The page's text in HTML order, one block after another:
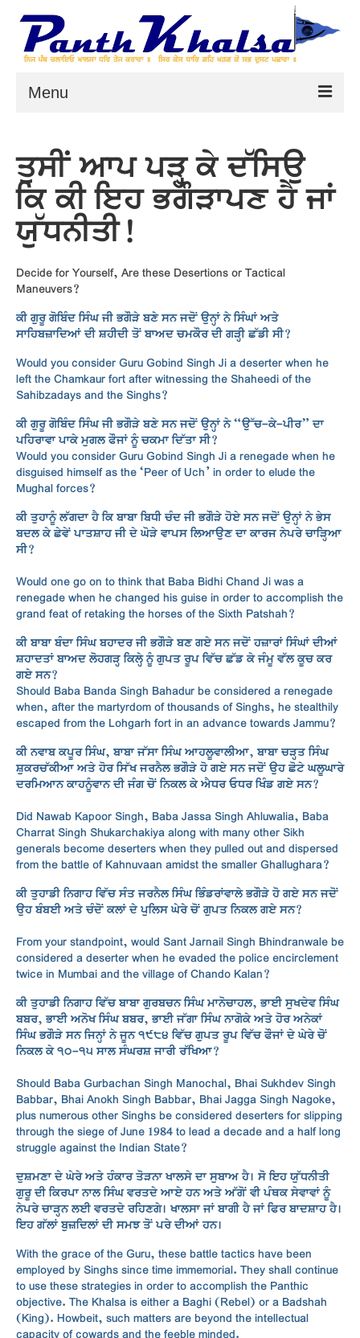
Menu
HukamNama
On This Day
Khalsa Rehat
Panthic Articles
Distorted Gurbani
of Gurbani
ਤੁਸੀਂ ਆਪ ਪੜ੍ਹ ਕੇ ਦੱਸਿਉ ਕਿ ਕੀ ਇਹ ਭਗੌੜਾਪਣ
ਹੈ ਜਾਂ ਯੁੱਧਨੀਤੀ!
ਤੁਸੀਂ ਆਪ ਪੜ੍ਹ ਕੇ ਦੱਸਿਉ
ਕਿ ਕੀ ਇਹ ਭਗੌੜਾਪਣ ਹੈ ਜਾਂ
ਯੁੱਧਨੀਤੀ!
Decide for Yourself, Are these Desertions or Tactical
Maneuvers?
ਕੀ ਗੁਰੂ ਗੋਬਿੰਦ ਸਿੰਘ ਜੀ ਭਗੌੜੇ ਬਣੇ ਸਨ ਜਦੋਂ ਉਨ੍ਹਾਂ ਨੇ ਸਿੰਘਾਂ ਅਤੇ
ਸਾਹਿਬਜ਼ਾਦਿਆਂ ਦੀ ਸ਼ਹੀਦੀ ਤੋਂ ਬਾਅਦ ਚਮਕੌਰ ਦੀ ਗੜ੍ਹੀ ਛੱਡੀ ਸੀ?
Would you consider Guru Gobind Singh Ji a deserter when he
left the Chamkaur fort after witnessing the Shaheedi of the
Sahibzadays and the Singhs?
ਕੀ ਗੁਰੂ ਗੋਬਿੰਦ ਸਿੰਘ ਜੀ ਭਗੌੜੇ ਬਣੇ ਸਨ ਜਦੋਂ ਉਨ੍ਹਾਂ ਨੇ “ਉੱਚ-ਕੇ-ਪੀਰ” ਦਾ
ਪਹਿਰਾਵਾ ਪਾਕੇ ਮੁਗਲ ਫੌਜਾਂ ਨੂੰ ਚਕਮਾ ਦਿੱਤਾ ਸੀ?
Would you consider Guru Gobind Singh Ji a renegade when he
disguised himself as the ‘Peer of Uch’ in order to elude the
Mughal forces?
ਕੀ ਤੁਹਾਨੂੰ ਲੱਗਦਾ ਹੈ ਕਿ ਬਾਬਾ ਬਿਧੀ ਚੰਦ ਜੀ ਭਗੌੜੇ ਹੋਏ ਸਨ ਜਦੋਂ ਉਨ੍ਹਾਂ ਨੇ ਭੇਸ
ਬਦਲ ਕੇ ਛੇਵੇਂ ਪਾਤਸ਼ਾਹ ਜੀ ਦੇ ਘੋੜੇ ਵਾਪਸ ਲਿਆਉਣ ਦਾ ਕਾਰਜ ਨੇਪਰੇ ਚਾੜ੍ਹਿਆ
ਸੀ?
Would one go on to think that Baba Bidhi Chand Ji was a
renegade when he changed his guise in order to accomplish the
grand feat of retaking the horses of the Sixth Patshah?
ਕੀ ਬਾਬਾ ਬੰਦਾ ਸਿੰਘ ਬਹਾਦਰ ਜੀ ਭਗੌੜੇ ਬਣ ਗਏ ਸਨ ਜਦੋਂ ਹਜ਼ਾਰਾਂ ਸਿੰਘਾਂ ਦੀਆਂ
ਸ਼ਹਾਦਤਾਂ ਬਾਅਦ ਲੋਹਗੜ੍ਹ ਕਿਲ੍ਹੇ ਨੂੰ ਗੁਪਤ ਰੂਪ ਵਿੱਚ ਛੱਡ ਕੇ ਜੰਮੂ ਵੱਲ ਕੂਚ ਕਰ
ਗਏ ਸਨ?
Should Baba Banda Singh Bahadur be considered a renegade
when, after the martyrdom of thousands of Singhs, he stealthily
escaped from the Lohgarh fort in an advance towards Jammu?
ਕੀ ਨਵਾਬ ਕਪੂਰ ਸਿੰਘ, ਬਾਬਾ ਜੱਸਾ ਸਿੰਘ ਆਹਲੂਵਾਲੀਆ, ਬਾਬਾ ਚੜ੍ਹਤ ਸਿੰਘ
ਸ਼ੁਕਰਚੱਕੀਆ ਅਤੇ ਹੋਰ ਸਿੱਖ ਜਰਨੈਲ ਭਗੌੜੇ ਹੋ ਗਏ ਸਨ ਜਦੋਂ ਉਹ ਛੋਟੇ ਘਲੂਘਾਰੇ
ਦਰਮਿਆਨ ਕਾਹਨੂੰਵਾਨ ਦੀ ਜੰਗ ਚੋਂ ਨਿਕਲ ਕੇ ਐਧਰ ਓਧਰ ਖਿੰਡ ਗਏ ਸਨ?
Did Nawab Kapoor Singh, Baba Jassa Singh Ahluwalia, Baba
Charrat Singh Shukarchakiya along with many other Sikh
generals become deserters when they pulled out and dispersed
from the battle of Kahnuvaan amidst the smaller Ghallughara?
ਕੀ ਤੁਹਾਡੀ ਨਿਗਾਹ ਵਿੱਚ ਸੰਤ ਜਰਨੈਲ ਸਿੰਘ ਭਿੰਡਰਾਂਵਾਲੇ ਭਗੌੜੇ ਹੋ ਗਏ ਸਨ ਜਦੋਂ
ਉਹ ਬੰਬਈ ਅਤੇ ਚੰਦੋਂ ਕਲਾਂ ਦੇ ਪੁਲਿਸ ਘੇਰੇ ਚੋਂ ਗੁਪਤ ਨਿਕਲ ਗਏ ਸਨ?
From your standpoint, would Sant Jarnail Singh Bhindranwale be
considered a deserter when he evaded the police encirclement
twice in Mumbai and the village of Chando Kalan?
ਕੀ ਤੁਹਾਡੀ ਨਿਗਾਹ ਵਿੱਚ ਬਾਬਾ ਗੁਰਬਚਨ ਸਿੰਘ ਮਾਨੋਚਾਹਲ, ਭਾਈ ਸੁਖਦੇਵ ਸਿੰਘ
ਬਬਰ, ਭਾਈ ਅਨੋਖ ਸਿੰਘ ਬਬਰ, ਭਾਈ ਜੱਗਾ ਸਿੰਘ ਨਾਗੋਕੇ ਅਤੇ ਹੋਰ ਅਨੇਕਾਂ
ਸਿੰਘ ਭਗੌੜੇ ਸਨ ਜਿਨ੍ਹਾਂ ਨੇ ਜੂਨ ੧੯੮੪ ਵਿੱਚ ਗੁਪਤ ਰੂਪ ਵਿੱਚ ਫੌਜਾਂ ਦੇ ਘੇਰੇ ਚੋਂ
ਨਿਕਲ ਕੇ ੧੦-੧੫ ਸਾਲ ਸੰਘਰਸ਼ ਜਾਰੀ ਰੱਖਿਆ?
Should Baba Gurbachan Singh Manochal, Bhai Sukhdev Singh
Babbar, Bhai Anokh Singh Babbar, Bhai Jagga Singh Nagoke,
plus numerous other Singhs be considered deserters for slipping
through the siege of June 1984 to lead a decade and a half long
struggle against the Indian State?
ਦੁਸ਼ਮਣਾ ਦੇ ਘੇਰੇ ਅਤੇ ਹੰਕਾਰ ਤੋੜਨਾ ਖਾਲਸੇ ਦਾ ਸੁਬਾਅ ਹੈ। ਸੋ ਇਹ ਯੁੱਧਨੀਤੀ
ਗੁਰੂ ਦੀ ਕਿਰਪਾ ਨਾਲ ਸਿੰਘ ਵਰਤਦੇ ਆਏ ਹਨ ਅਤੇ ਅੱਗੋਂ ਵੀ ਪੰਥਕ ਸੇਵਾਵਾਂ ਨੂੰ
ਨੇਪਰੇ ਚਾੜ੍ਹਨ ਲਈ ਵਰਤਦੇ ਰਹਿਣਗੇ। ਖਾਲਸਾ ਜਾਂ ਬਾਗੀ ਹੈ ਜਾਂ ਫਿਰ ਬਾਦਸ਼ਾਹ ਹੈ।
ਇਹ ਗੱਲਾਂ ਬੁਜ਼ਦਿਲਾਂ ਦੀ ਸਮਝ ਤੋਂ ਪਰੇ ਦੀਆਂ ਹਨ।
With the grace of the Guru, these battle tactics have been
employed by Singhs since time immemorial. They shall continue
to use these strategies in order to accomplish the Panthic
objective. The Khalsa is either a Baghi (Rebel) or a Badshah
(King). Howbeit, such matters are beyond the intellectual
capacity of cowards and the feeble minded.